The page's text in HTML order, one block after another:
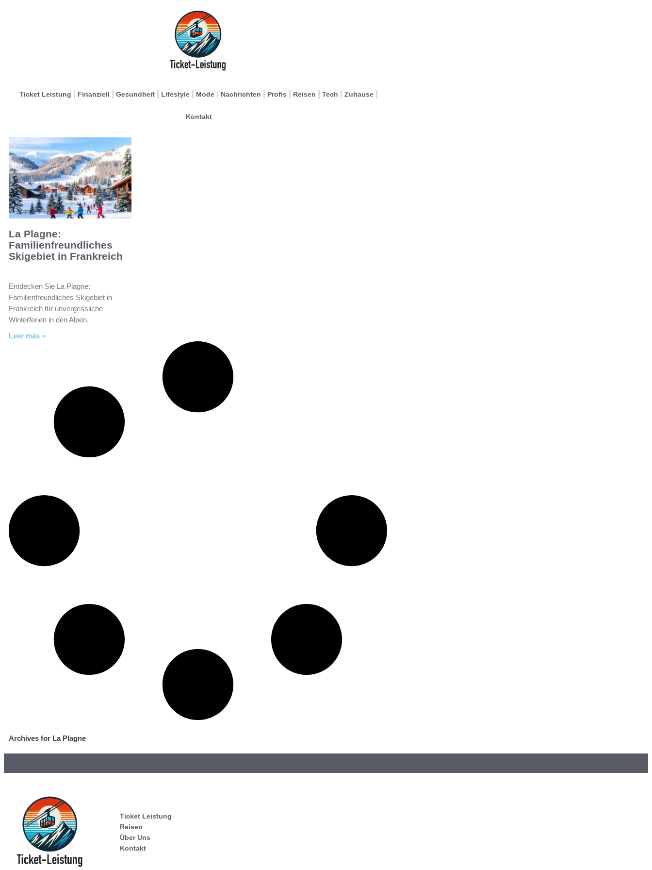
Ticket Leistung Finanziell Gesundheit Lifestyle Mode Nachrichten Profis Reisen Tech Zuhause
Kontakt
La Plagne:
Familienfreundliches
Skigebiet in Frankreich
Entdecken Sie La Plagne:
Familienfreundliches Skigebiet in
Frankreich für unvergessliche
Winterferien in den Alpen.
Leer más »
Archives for La Plagne
Ticket Leistung
Reisen
Über Uns
Kontakt